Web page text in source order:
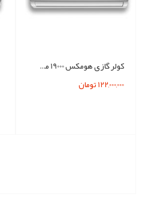
کولر گازی هومکس 19000 مدل HOMMEX H19CH-5015
122,000,000 تومان